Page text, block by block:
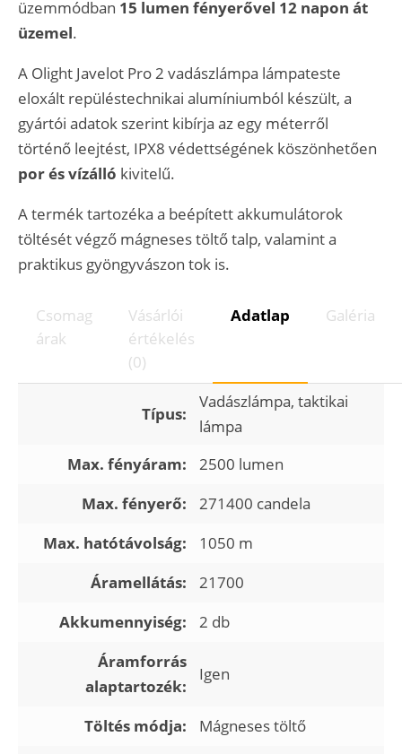
üzemmódban 15 lumen fényerővel 12 napon át
üzemel.
A Olight Javelot Pro 2 vadászlámpa lámpateste
eloxált repüléstechnikai alumíniumból készült, a
gyártói adatok szerint kibírja az egy méterről
történő leejtést, IPX8 védettségének köszönhetően
por és vízálló kivitelű.
A termék tartozéka a beépített akkumulátorok
töltését végző mágneses töltő talp, valamint a
praktikus gyöngyvászon tok is.
Csomag
árak
Vásárlói
értékelés
(0)
Adatlap Galéria
Típus:
Vadászlámpa, taktikai
lámpa
Max. fényáram:
2500 lumen
Max. fényerő:
271400 candela
Max. hatótávolság:
1050 m
Áramellátás:
21700
Akkumennyiség:
2 db
Áramforrás
alaptartozék:
Igen
Töltés módja:
Mágneses töltő